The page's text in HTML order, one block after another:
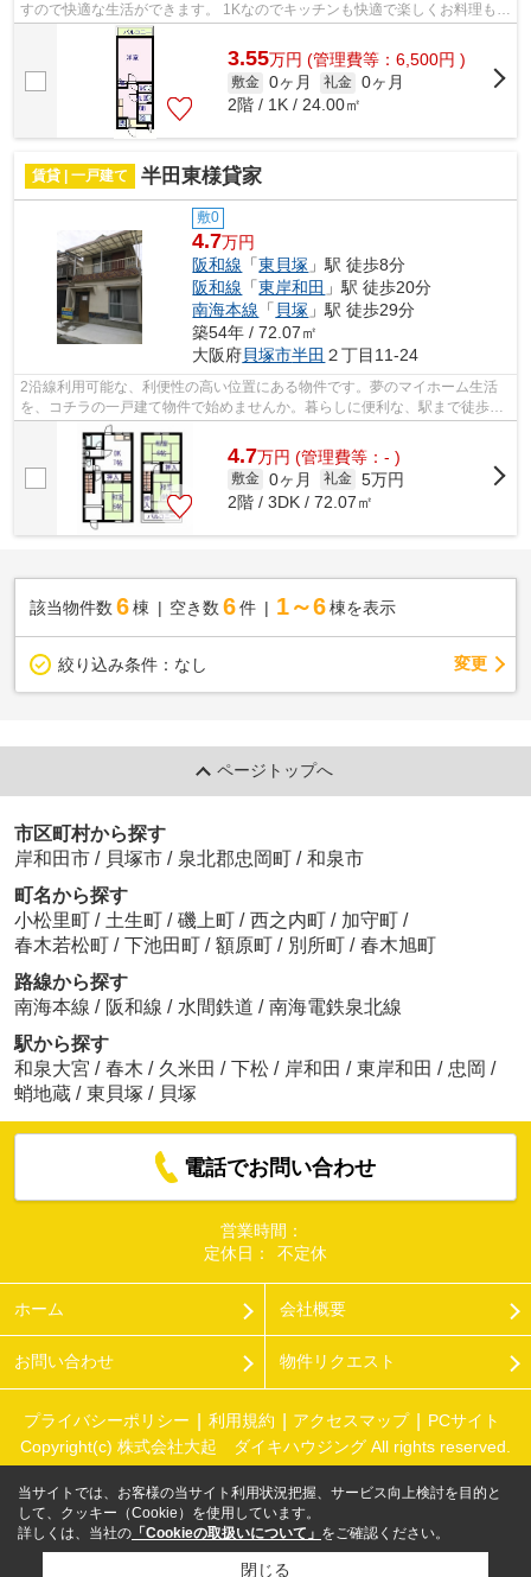
すので快適な生活ができます。 1Kなのでキッチンも快適で楽しくお料理もで
きてオススメです。 クロゼット付き...
3.55万円 (管理費等：6,500円 )
敷金 0ヶ月 礼金 0ヶ月
2階 / 1K / 24.00㎡
賃貸 | 一戸建て 半田東様貸家
敷0
4.7万円
阪和線 「東貝塚 」駅 徒歩8分
阪和線 「東岸和田 」駅 徒歩20分
南海本線 「 貝塚 」駅 徒歩29分
築54年 / 72.07㎡
大阪府貝塚市半田 ２丁目11-24
2沿線利用可能な、利便性の高い位置にある物件です。夢のマイホーム生活
を、コチラの一戸建て物件で始めませんか。暮らしに便利な、駅まで徒歩8
分の物件です。ご覧の物件はペットと暮...
4.7万円 (管理費等：- )
敷金 0ヶ月 礼金 5万円
2階 / 3DK / 72.07㎡
該当物件数 6棟 空き数 6 件 1～6 棟を表示
絞り込み条件： なし 変更
ページトップへ
市区町村から探す
岸和田市 / 貝塚市 / 泉北郡忠岡町 / 和泉市
町名から探す
小松里町 / 土生町 / 磯上町 / 西之内町 / 加守町 /
春木若松町 / 下池田町 / 額原町 / 別所町 / 春木旭町
路線から探す
南海本線 / 阪和線 / 水間鉄道 / 南海電鉄泉北線
駅から探す
和泉大宮 / 春木 / 久米田 / 下松 / 岸和田 / 東岸和田 / 忠岡 /
蛸地蔵 / 東貝塚 / 貝塚
電話でお問い合わせ
営業時間：
定休日：
不定休
ホーム 会社概要
お問い合わせ 物件リクエスト
プライバシーポリシー 利用規約 アクセスマップ
PCサイト
Copyright(c) 株式会社大起 ダイキハウジング All rights reserved.
当サイトでは、お客様の当サイト利用状況把握、サービス向上検討を目的と
して、クッキー（Cookie）を使用しています。
詳しくは、当社の 「Cookieの取扱いについて」 をご確認ください。
閉じる